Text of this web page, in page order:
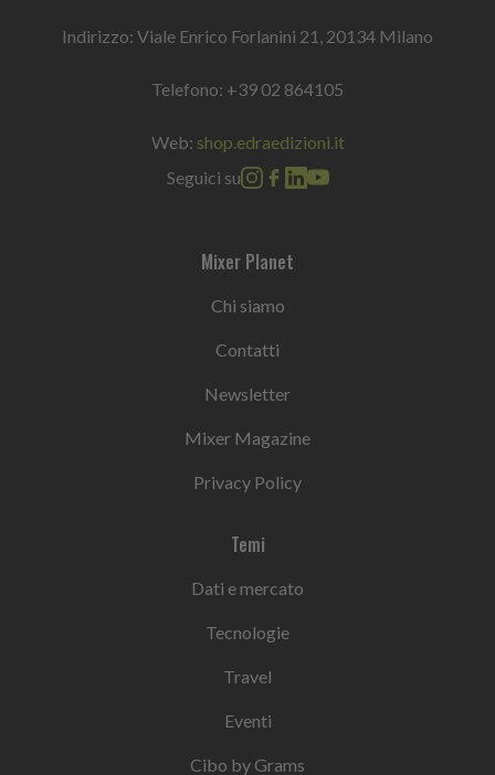
Indirizzo: Viale Enrico Forlanini 21, 20134 Milano
Telefono: +39 02 864105
Web: shop.edraedizioni.it
Seguici su
Mixer Planet
Chi siamo
Contatti
Newsletter
Mixer Magazine
Privacy Policy
Temi
Dati e mercato
Tecnologie
Travel
Eventi
Cibo by Grams